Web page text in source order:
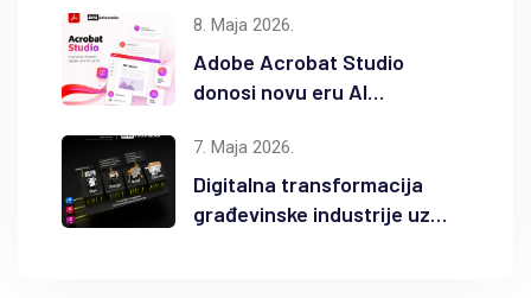
8. Maja 2026.
Adobe Acrobat Studio
donosi novu eru AI
7. Maja 2026.
Digitalna transformacija
građevinske industrije uz